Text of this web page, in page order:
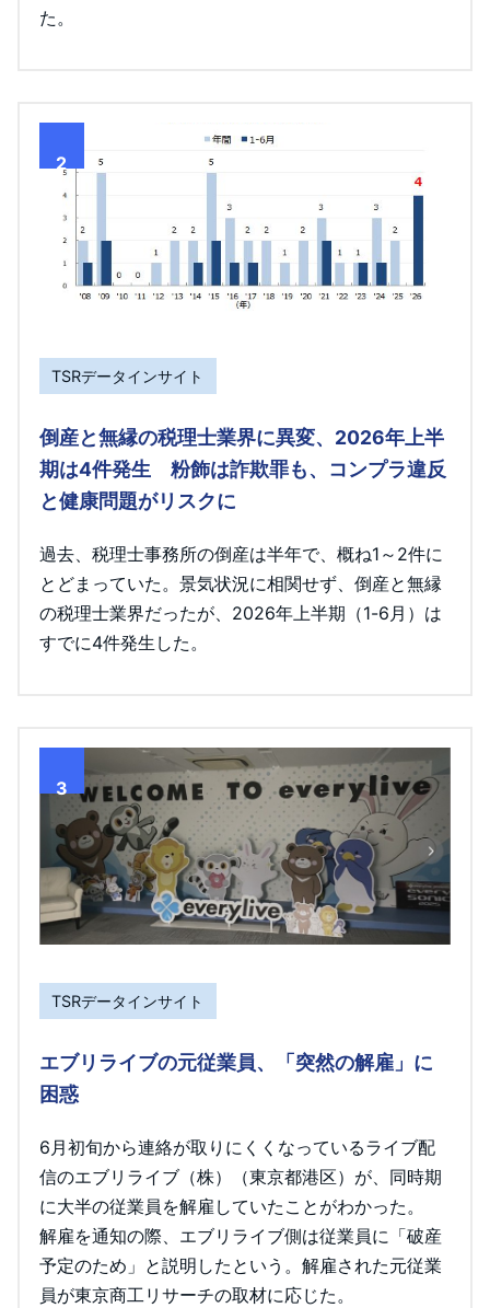
た。
2
TSRデータインサイト
倒産と無縁の税理士業界に異変、2026年上半
期は4件発生 粉飾は詐欺罪も、コンプラ違反
と健康問題がリスクに
過去、税理士事務所の倒産は半年で、概ね1～2件に
とどまっていた。景気状況に相関せず、倒産と無縁
の税理士業界だったが、2026年上半期（1-6月）は
すでに4件発生した。
3
TSRデータインサイト
エブリライブの元従業員、「突然の解雇」に
困惑
6月初旬から連絡が取りにくくなっているライブ配
信のエブリライブ（株）（東京都港区）が、同時期
に大半の従業員を解雇していたことがわかった。
解雇を通知の際、エブリライブ側は従業員に「破産
予定のため」と説明したという。解雇された元従業
員が東京商工リサーチの取材に応じた。